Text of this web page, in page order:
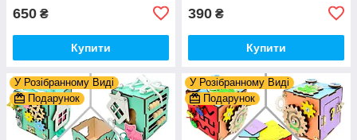
650 ₴
Купити
390 ₴
Купити
У Розібранному Виді
Подарунок
У Розібранному Виді
Подарунок